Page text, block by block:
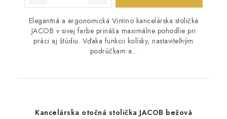
Elegantná a ergonomická Vintino kancelárska stolička
JACOB v sivej farbe prináša maximálne pohodlie pri
práci aj štúdiu. Vďaka funkcii kolísky, nastaviteľným
podrúčkam a...
Kancelárska otočná stolička JACOB bežová